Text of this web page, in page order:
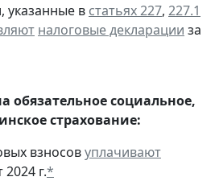
указанные в статьях 227, 227.1
налоговые декларации за
обязательное социальное,
страхование:
взносовуплачивают
г.*